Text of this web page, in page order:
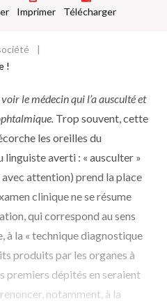
Imprimer Télécharger
!
le médecin qui l’a ausculté et
Trop souvent, cette
les oreilles du
linguiste averti : « ausculter »
avec attention) prend la place
clinique ne se résume
qui correspond au sens
à la « technique diagnostique
produits par les organes à
premiers dépités en seraient
notamment, à la